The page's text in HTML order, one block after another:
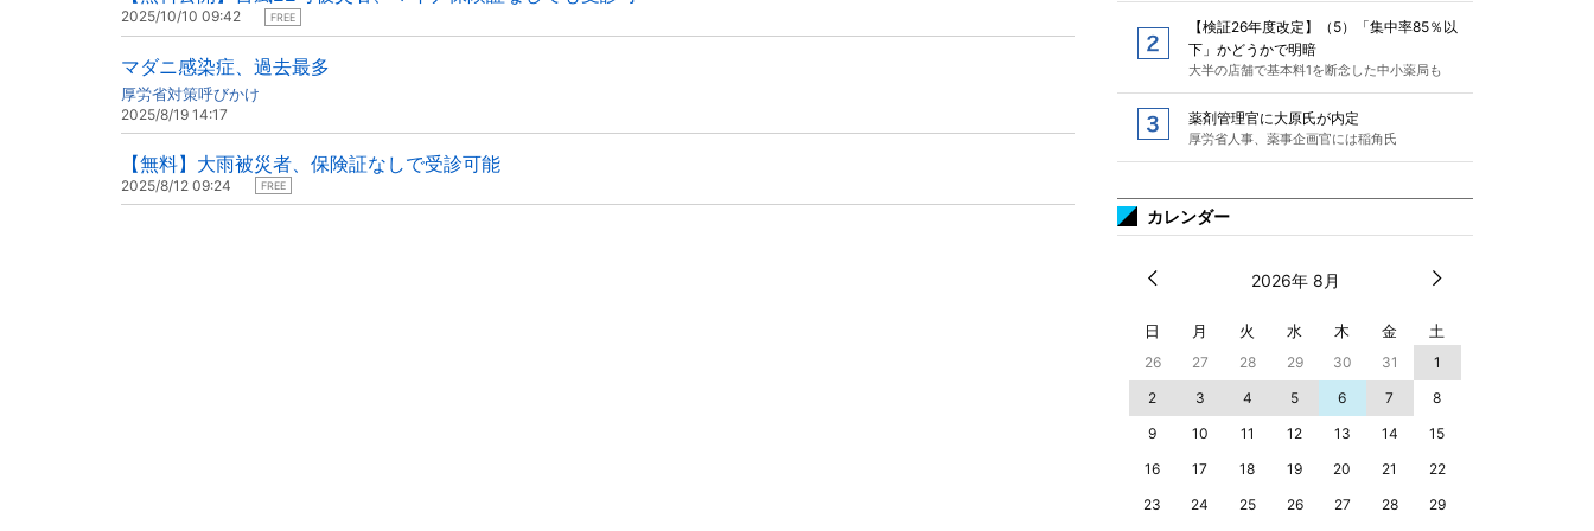
2025/10/10 09:42 FREE
マダニ感染症、過去最多
厚労省対策呼びかけ
2025/8/19 14:17
【無料】大雨被災者、保険証なしで受診可能
2025/8/12 09:24 FREE
【検証26年度改定】（5）「集中率85％以
下」かどうかで明暗
大半の店舗で基本料1を断念した中小薬局も
薬剤管理官に大原氏が内定
厚労省人事、薬事企画官には稲角氏
カレンダー
2026年 8月
日 月 火 水 木 金 土
26 27 28 29 30 31
1
2
3 4 5 6 7
8
9
10 11 12 13 14
15
16
17 18 19 20 21
22
23
24 25 26 27 28
29